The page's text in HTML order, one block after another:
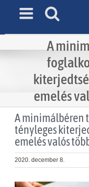
A
emelés
A minimálbéren
tényleges
emelés valós
2020. december 8.